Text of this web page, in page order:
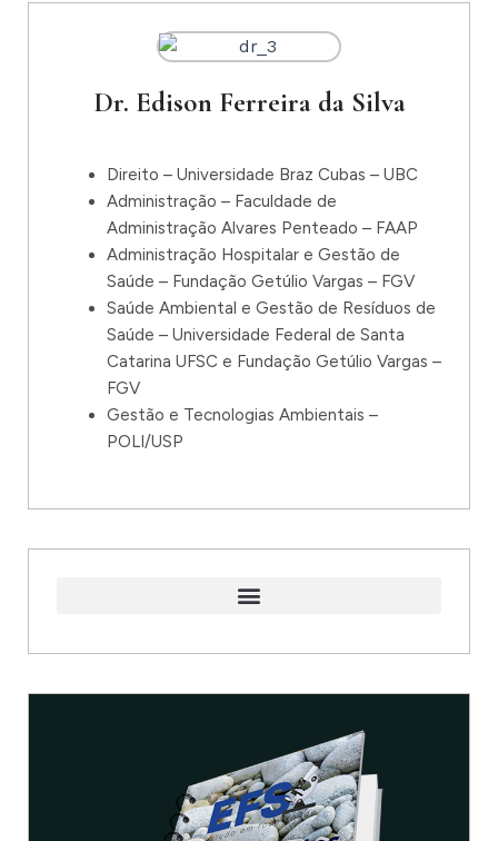
Dr. Edison Ferreira da Silva
Direito – Universidade Braz Cubas – UBC
Administração – Faculdade de
Administração Alvares Penteado – FAAP
Administração Hospitalar e Gestão de
Saúde – Fundação Getúlio Vargas – FGV
Saúde Ambiental e Gestão de Resíduos de
Saúde – Universidade Federal de Santa
Catarina UFSC e Fundação Getúlio Vargas –
FGV
Gestão e Tecnologias Ambientais –
POLI/USP